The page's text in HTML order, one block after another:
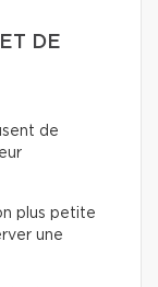
DE
de
plus petite
une